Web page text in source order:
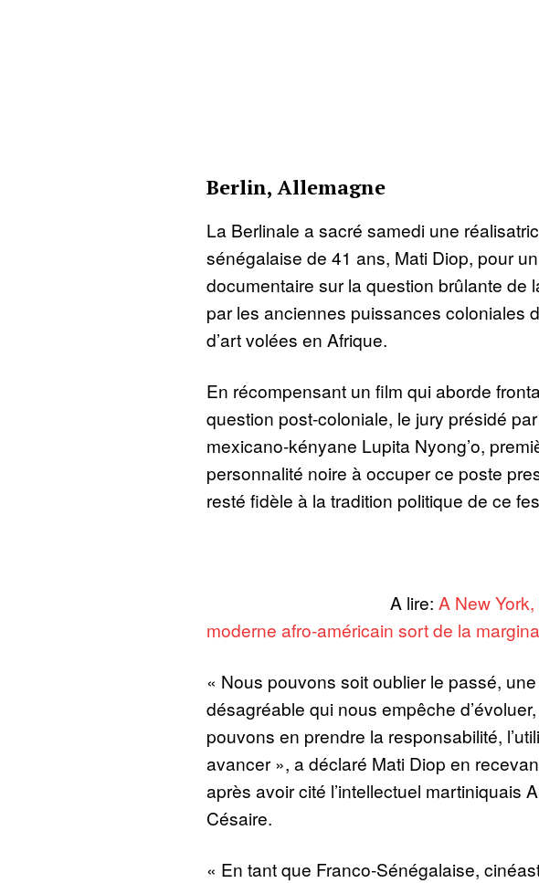
Berlin, Allemagne
La Berlinale a sacré samedi une
sénégalaise de 41 ans, Mati Diop, pour un
documentaire sur la question brûlante de
par les anciennes puissances coloniales
d’art volées en Afrique.
En récompensant un film qui aborde
question post-coloniale, le jury présidé par
mexicano-kényane Lupita Nyong’o,
personnalité noire à occuper ce poste
resté fidèle à la tradition politique de ce
A lire: A New York,
moderne afro-américain sort de la
« Nous pouvons soit oublier le passé,
désagréable qui nous empêche
pouvons en prendre la responsabilité,
avancer », a déclaré Mati Diop en
après avoir cité l’intellectuel martiniquais
Césaire.
« En tant que Franco-Sénégalaise,